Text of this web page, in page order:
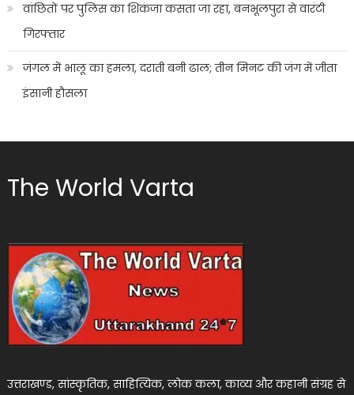
वांछितों पर पुलिस का शिकंजा कसता जा रहा, बनभूलपुरा से वारंटी
गिरफ्तार
जंगल में भालू का हमला, दराती बनी ढाल; तीन मिनट की जंग में जीता
इंसानी हौसला
The World Varta
उत्तराखण्ड, सांस्कृतिक, साहित्यिक, लोक कला, काव्य और कहानी संग्रह से